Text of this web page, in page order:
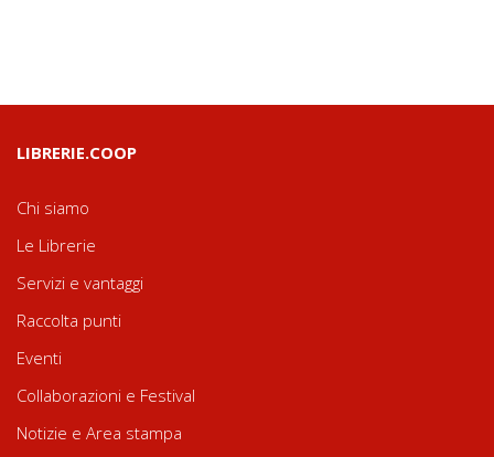
LIBRERIE.COOP
Chi siamo
Le Librerie
Servizi e vantaggi
Raccolta punti
Eventi
Collaborazioni e Festival
Notizie e Area stampa